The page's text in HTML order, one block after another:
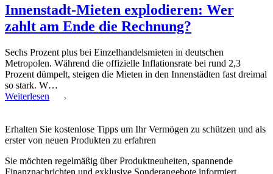
Innenstadt-Mieten explodieren: Wer
zahlt am Ende die Rechnung?
Sechs Prozent plus bei Einzelhandelsmieten in deutschen
Metropolen. Während die offizielle Inflationsrate bei rund 2,3
Prozent dümpelt, steigen die Mieten in den Innenstädten fast dreimal
so stark. W…
Weiterlesen
Erhalten Sie kostenlose Tipps um Ihr Vermögen zu schützen und als
erster von neuen Produkten zu erfahren
Sie möchten regelmäßig über Produktneuheiten, spannende